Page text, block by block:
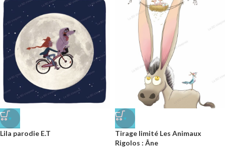
♥
Lila parodie E.T
♥
Tirage limité Les Animaux
Rigolos : Âne